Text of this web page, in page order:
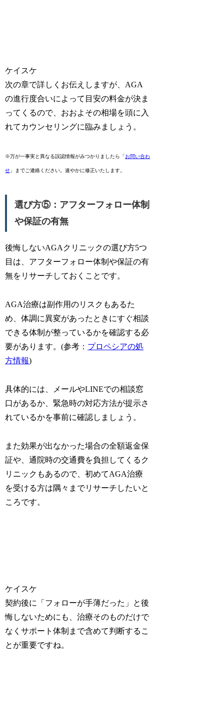
ケイスケ
次の章で詳しくお伝えしますが、AGA
の進行度合いによって目安の料金が決ま
ってくるので、おおよその相場を頭に入
れてカウンセリングに臨みましょう。
※万が一事実と異なる誤認情報がみつかりましたら「お問い合わ
せ 」までご連絡ください。速やかに修正いたします。
選び方⑤：アフターフォロー体制
や保証の有無
後悔しないAGAクリニックの選び方5つ
目は、アフターフォロー体制や保証の有
無をリサーチしておくことです。
AGA治療は副作用のリスクもあるた
め、体調に異変があったときにすぐ相談
できる体制が整っているかを確認する必
要があります。(参考： プロペシアの処
方情報)
具体的には、メールやLINEでの相談窓
口があるか、緊急時の対応方法が提示さ
れているかを事前に確認しましょう。
また効果が出なかった場合の全額返金保
証や、通院時の交通費を負担してくるク
リニックもあるので、初めてAGA治療
を受ける方は隅々までリサーチしたいと
ころです。
ケイスケ
契約後に「フォローが手薄だった」と後
悔しないためにも、治療そのものだけで
なくサポート体制まで含めて判断するこ
とが重要ですね。